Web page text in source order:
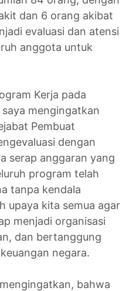
dan 6 orang akibat
evaluasi dan atensi
anggota untuk
Kerja pada
mengingatkan
Pembuat
dengan
serap anggaran yang
program telah
tanpa kendala
upaya kita semua agar
menjadi organisasi
dan bertanggung
negara.
bahwa